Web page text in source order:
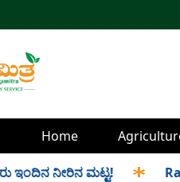
Home
ನೀರಿನ ಮಟ್ಟ! ✱ Ration